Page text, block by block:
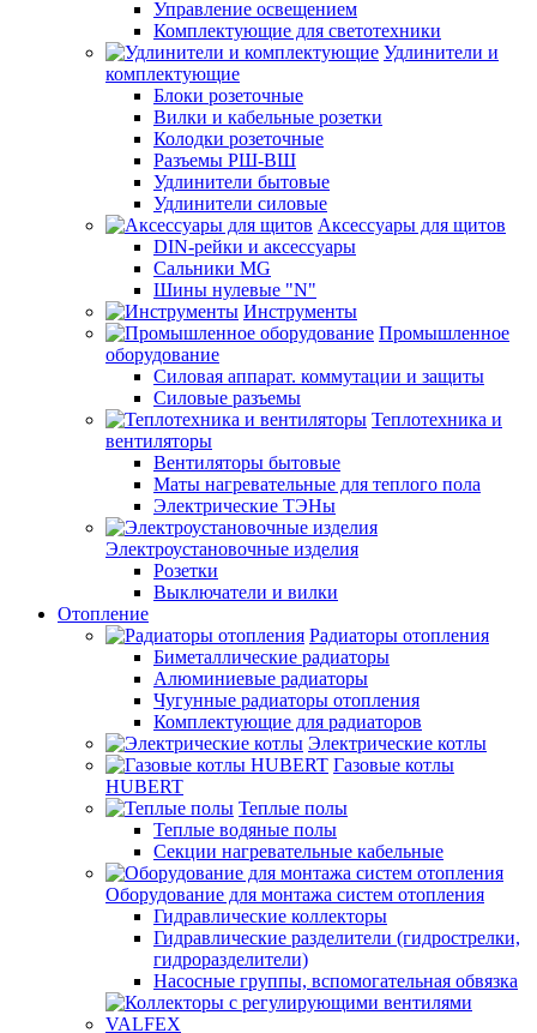
Управление освещением
Комплектующие для светотехники
Удлинители и
комплектующие
Блоки розеточные
Вилки и кабельные розетки
Колодки розеточные
Разъемы РШ-ВШ
Удлинители бытовые
Удлинители силовые
Аксессуары для щитов
DIN-рейки и аксессуары
Сальники MG
Шины нулевые "N"
Инструменты
Промышленное
оборудование
Силовая аппарат. коммутации и защиты
Силовые разъемы
Теплотехника и
вентиляторы
Вентиляторы бытовые
Маты нагревательные для теплого пола
Электрические ТЭНы
Электроустановочные изделия
Розетки
Выключатели и вилки
Отопление
Радиаторы отопления
Биметаллические радиаторы
Алюминиевые радиаторы
Чугунные радиаторы отопления
Комплектующие для радиаторов
Электрические котлы
Газовые котлы
HUBERT
Теплые полы
Теплые водяные полы
Секции нагревательные кабельные
Оборудование для монтажа систем отопления
Гидравлические коллекторы
Гидравлические разделители (гидрострелки,
гидроразделители)
Насосные группы, вспомогательная обвязка